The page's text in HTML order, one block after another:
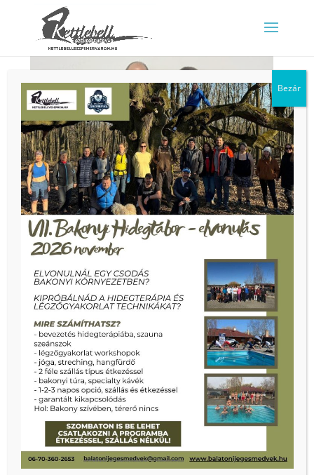
https://www.kettlebellveszprem.hu/
Tuska István
Szerző:István|júl 30, 2024 testimonals
„Az ülőmunka okozta hát,- és derékfájdalmak miatt
kezdtem el járni István edzéseire. Megtetszett a
csoportos edzések felszabadult hangulata,
változatossága és a jó közösség. István tanácsainak
hála nem csak a hátfájdalomtól, hanem jelentős
túlsúlytól is sikerült...
Bezár